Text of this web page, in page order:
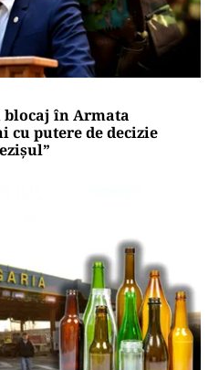
blocaj în Armata
cu putere de decizie